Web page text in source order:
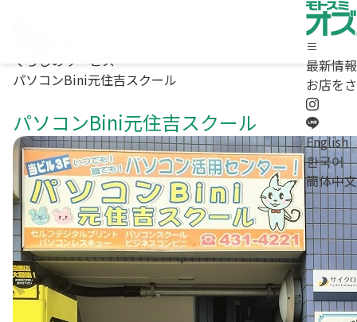
最新情報
お店を
English
한국어
簡体中文
お店をさがす
求人情報
商店街について / お問合わせ
Instagram
LINE
English/한국어/簡体中文
くらしのサービス
パソコンBini元住吉スクール
パソコンBini元住吉スクール